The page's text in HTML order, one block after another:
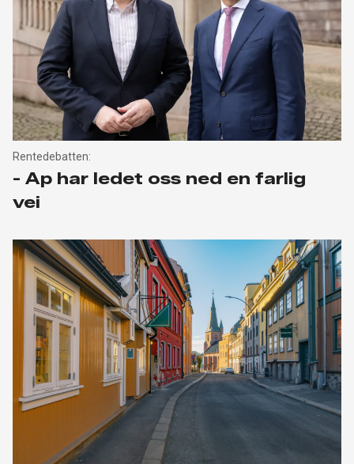
Rentedebatten:
- Ap har ledet oss ned en farlig
vei